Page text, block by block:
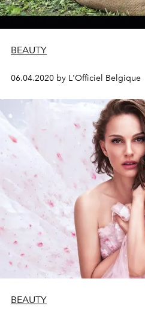
BEAUTY
06.04.2020 by L'Officiel Belgique
BEAUTY